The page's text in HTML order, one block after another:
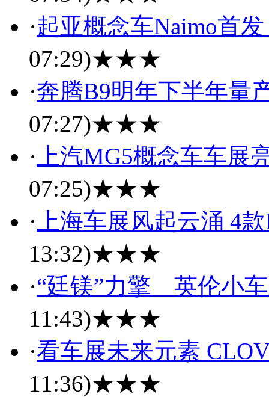
·起亚概念车Naimo首
07:29)★★★
·奔腾B9明年下半年量
07:27)★★★
· 上汽MG5概念车车展
07:25)★★★
· 上海车展风起云涌 4
13:32)★★★
·“廷镁”力擎 英伦小
11:43)★★★
·看车展未来元素
11:36)★★★